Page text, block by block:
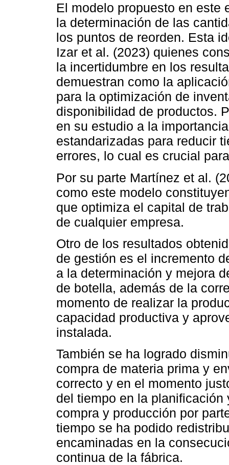
El modelo propuesto en este
la determinación de las
los puntos de reorden. Esta
Izar et al. (2023) quienes
la incertidumbre en los
demuestran como la
para la optimización de
disponibilidad de productos.
en su estudio a la
estandarizadas para reducir
errores, lo cual es crucial
Por su parte Martínez et al.
como este modelo
que optimiza el capital de
de cualquier empresa.
Otro de los resultados
de gestión es el incremento
a la determinación y mejora
de botella, además de la
momento de realizar la
capacidad productiva y
instalada.
También se ha logrado
compra de materia prima y
correcto y en el momento
del tiempo en la
compra y producción por
tiempo se ha podido
encaminadas en la
continua de la fábrica.